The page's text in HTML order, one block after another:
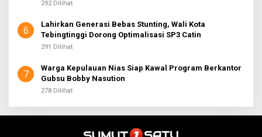
292 Dilihat
6
Lahirkan Generasi Bebas Stunting, Wali Kota
Tebingtinggi Dorong Optimalisasi SP3 Catin
291 Dilihat
7
Warga Kepulauan Nias Siap Kawal Program Berkantor
Gubsu Bobby Nasution
278 Dilihat